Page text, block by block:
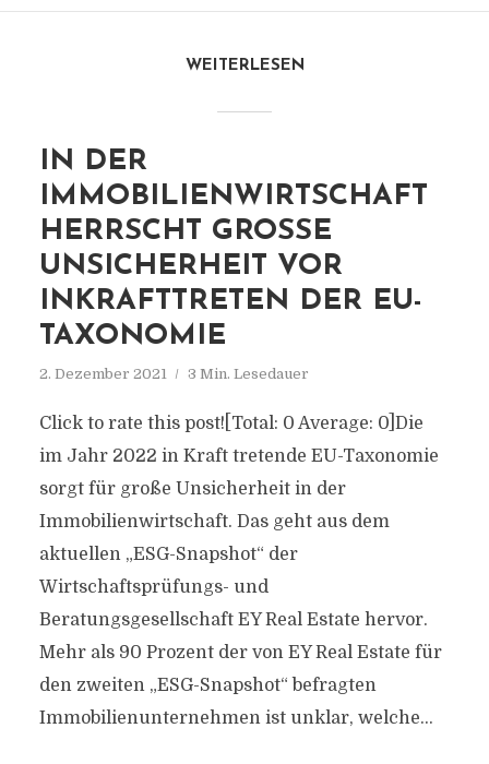
WEITERLESEN
IN DER
IMMOBILIENWIRTSCHAFT
HERRSCHT GROSSE U
NSICHERHEIT VOR I
NKRAFTTRETEN DER EU-T
AXONOMIE
2. Dezember 2021 3 Min. Lesedauer
Click to rate this post![Total: 0 Average: 0]Die
im Jahr 2022 in Kraft tretende EU-Taxonomie
sorgt für große Unsicherheit in der
Immobilienwirtschaft. Das geht aus dem
aktuellen „ESG-Snapshot“ der
Wirtschaftsprüfungs- und
Beratungsgesellschaft EY Real Estate hervor.
Mehr als 90 Prozent der von EY Real Estate für
den zweiten „ESG-Snapshot“ befragten
Immobilienunternehmen ist unklar, welche...